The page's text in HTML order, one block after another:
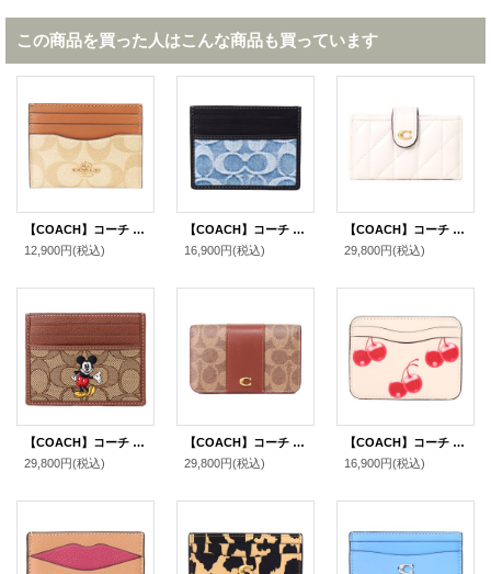
この商品を買った人はこんな商品も買っています
【COACH】コーチ カードケース コーティングキャンバス レザー シグネチャー ロゴ スリム ID パスケース 定期入れ 名刺入れ ライトカーキ×ライトサドル（日本未発売）
12,900円(税込)
【COACH】コーチ カードケース デニム レザー シグネチャー スリム カードケース ID パスケース 名刺入れ 定期入れ ライトインディゴ（日本未発売）
16,900円(税込)
【COACH】コーチ カードケース レザー キルティング エッセンシャル ロゴ アコーディオン カードホルダー カードケース 定期入れ 名刺入れ チャーク（日本未発売）
29,800円(税込)
【COACH】コーチ ディズニー ミッキー コラボ ジャガード レザー シグネチャー スリム ID パスケース カードケース 定期入れ 名刺入れ カーキマルチ（日本未発売）
29,800円(税込)
【COACH】コーチ カードケース コーティングキャンバス レザー シグネチャー エッセンシャル スリム カードケース 二つ折り コインケース パスケース 定期入れ 名刺入れ タンキャラメル（日本未発売）
29,800円(税込)
【COACH】コーチ カードケース Coachtopia さくらんぼ レザー チェリー ロゴ スリム パスケース カードケース 定期入れ 名刺入れ マルチ（日本未発売）
16,900円(税込)